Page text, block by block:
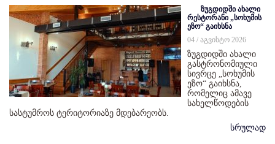
ზუგდიდში ახალი
რესტორანი „სოხუმის
ეზო“ გაიხსნა
04 / აგვისტო 2026
ზუგდიდში ახალი
გასტრონომიული
სივრცე „სოხუმის
ეზო“ გაიხსნა,
რომელიც ამავე
სახელწოდების
სასტუმროს ტერიტორიაზე მდებარეობს.
სრულად